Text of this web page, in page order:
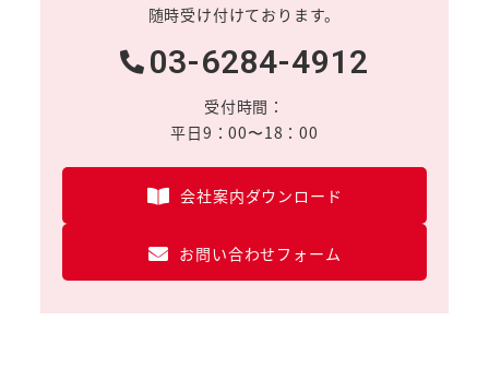
随時受け付けております。
03-6284-4912
受付時間：
平日9：00〜18：00
会社案内ダウンロード
お問い合わせフォーム